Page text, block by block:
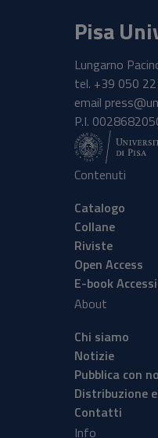
Pisa
Lungarno
tel. +39 050
email
P.I.
Contenuti
Catalogo
Collane
Riviste
Open Access
E-book
About
Chi siamo
Notizie
Pubblica con
Distribuzione
Contatti
Info